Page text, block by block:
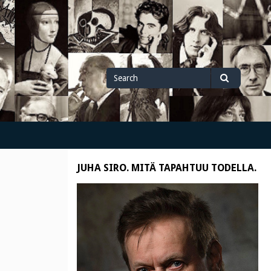
Search
for
Search
JUHA SIRO. MITÄ TAPAHTUU TODELLA.